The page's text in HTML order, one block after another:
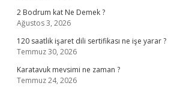
2 Bodrum kat Ne Demek ?
Ağustos 3, 2026
120 saatlik işaret dili sertifikası ne işe yarar ?
Temmuz 30, 2026
Karatavuk mevsimi ne zaman ?
Temmuz 24, 2026